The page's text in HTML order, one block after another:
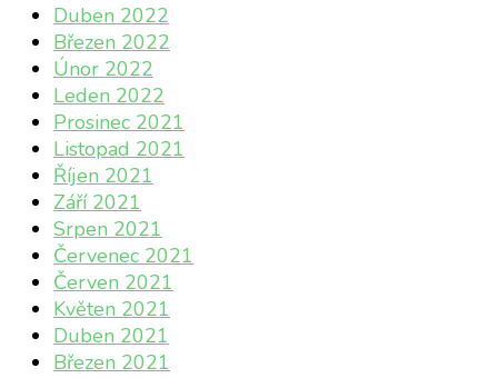
Duben 2022
Březen 2022
Únor 2022
Leden 2022
Prosinec 2021
Listopad 2021
Říjen 2021
Září 2021
Srpen 2021
Červenec 2021
Červen 2021
Květen 2021
Duben 2021
Březen 2021